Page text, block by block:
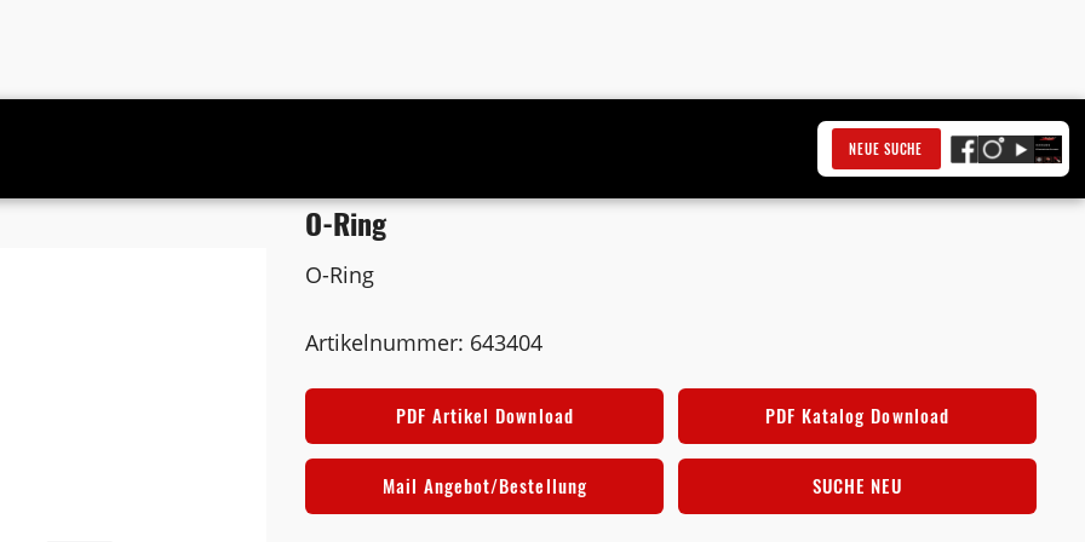
NEUE SUCHE
O-Ring
O-Ring
Artikelnummer: 643404
PDF Artikel Download PDF Katalog Download
Mail Angebot/Bestellung SUCHE NEU